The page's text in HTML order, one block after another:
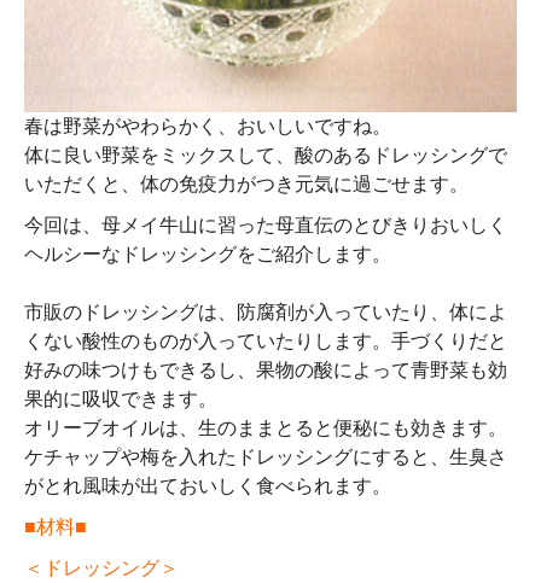
春は野菜がやわらかく、おいしいですね。
体に良い野菜をミックスして、酸のあるドレッシングで
いただくと、体の免疫力がつき元気に過ごせます。
今回は、母メイ牛山に習った母直伝のとびきりおいしく
ヘルシーなドレッシングをご紹介します。
市販のドレッシングは、防腐剤が入っていたり、体によ
くない酸性のものが入っていたりします。手づくりだと
好みの味つけもできるし、果物の酸によって青野菜も効
果的に吸収できます。
オリーブオイルは、生のままとると便秘にも効きます。
ケチャップや梅を入れたドレッシングにすると、生臭さ
がとれ風味が出ておいしく食べられます。
■材料■
＜ドレッシング＞